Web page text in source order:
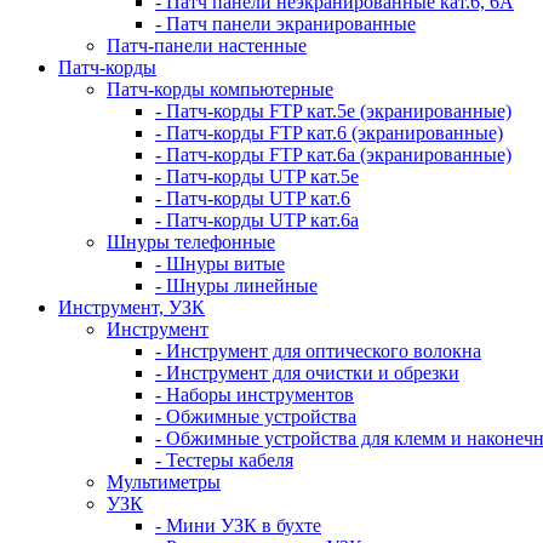
- Патч панели экранированные
Патч-панели настенные
Патч-корды
Патч-корды компьютерные
- Патч-корды FTP кат.5е (экранированные)
- Патч-корды FTP кат.6 (экранированные)
- Патч-корды FTP кат.6а (экранированные)
- Патч-корды UTP кат.5е
- Патч-корды UTP кат.6
- Патч-корды UTP кат.6а
Шнуры телефонные
- Шнуры витые
- Шнуры линейные
Инструмент, УЗК
Инструмент
- Инструмент для оптического волокна
- Инструмент для очистки и обрезки
- Наборы инструментов
- Обжимные устройства
- Обжимные устройства для клемм и
- Тестеры кабеля
Мультиметры
УЗК
- Мини УЗК в бухте